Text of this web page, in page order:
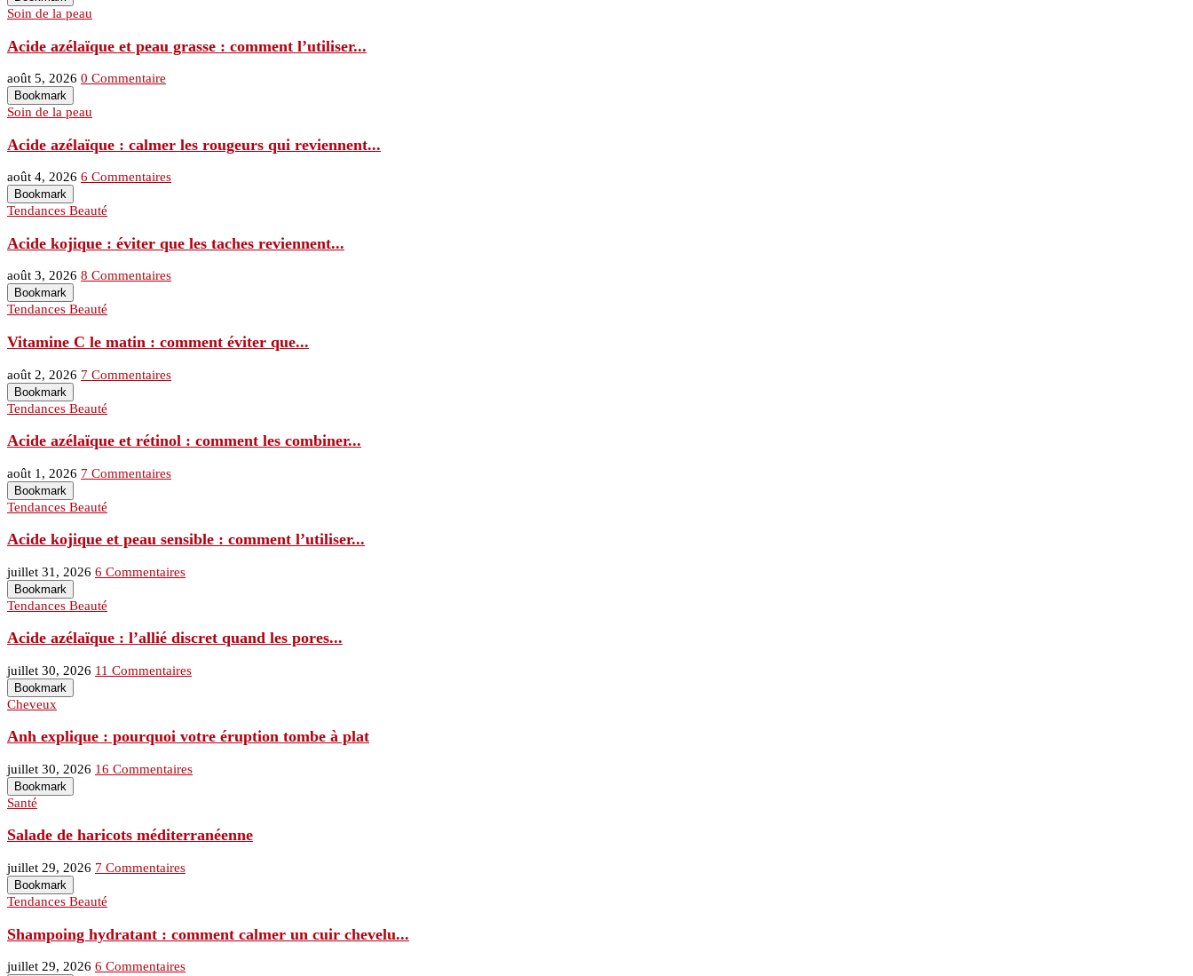
Soin de la peau
Acide azélaïque et peau grasse : comment l’utiliser...
août 5, 2026 0 Commentaire
Bookmark
Soin de la peau
Acide azélaïque : calmer les rougeurs qui reviennent...
août 4, 2026 6 Commentaires
Bookmark
Tendances Beauté
Acide kojique : éviter que les taches reviennent...
août 3, 2026 8 Commentaires
Bookmark
Tendances Beauté
Vitamine C le matin : comment éviter que...
août 2, 2026 7 Commentaires
Bookmark
Tendances Beauté
Acide azélaïque et rétinol : comment les combiner...
août 1, 2026 7 Commentaires
Bookmark
Tendances Beauté
Acide kojique et peau sensible : comment l’utiliser...
juillet 31, 2026 6 Commentaires
Bookmark
Tendances Beauté
Acide azélaïque : l’allié discret quand les pores...
juillet 30, 2026 11 Commentaires
Bookmark
Cheveux
Anh explique : pourquoi votre éruption tombe à plat
juillet 30, 2026 16 Commentaires
Bookmark
Santé
Salade de haricots méditerranéenne
juillet 29, 2026 7 Commentaires
Bookmark
Tendances Beauté
Shampoing hydratant : comment calmer un cuir chevelu...
juillet 29, 2026 6 Commentaires